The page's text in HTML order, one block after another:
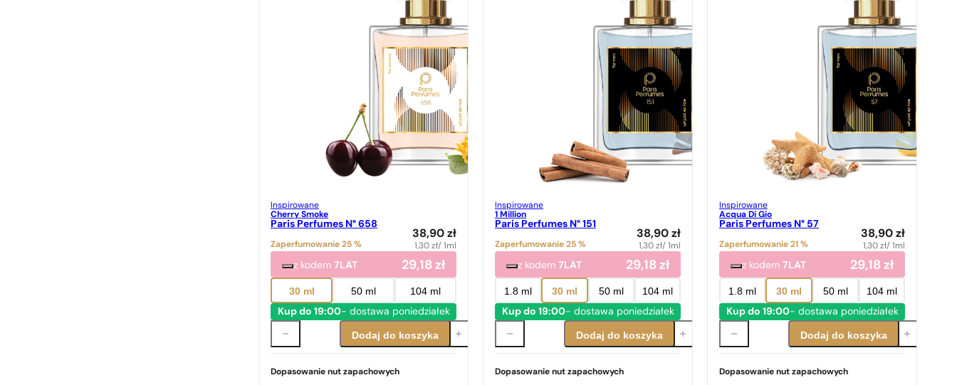
Inspirowane
Cherry Smoke
Paris Perfumes N° 658
Zaperfumowanie 25 %
38,90 zł
1,30 zł/ 1ml
z kodem 7LAT 29,18 zł
30 ml 50 ml 104 ml
Kup do 19:00- dostawa poniedziałek
Dodaj do koszyka
Dopasowanie nut zapachowych
Inspirowane
1 Million
Paris Perfumes N° 151
Zaperfumowanie 25 %
38,90 zł
1,30 zł/ 1ml
z kodem 7LAT 29,18 zł
1.8 ml 30 ml 50 ml 104 ml
Kup do 19:00- dostawa poniedziałek
Dodaj do koszyka
Dopasowanie nut zapachowych
Inspirowane
Acqua Di Gio
Paris Perfumes N° 57
Zaperfumowanie 21 %
38,90 zł
1,30 zł/ 1ml
z kodem 7LAT 29,18 zł
1.8 ml 30 ml 50 ml 104 ml
Kup do 19:00- dostawa poniedziałek
Dodaj do koszyka
Dopasowanie nut zapachowych